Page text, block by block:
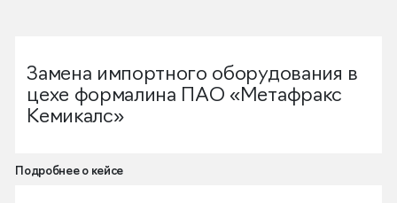
Замена импортного оборудования в
цехе формалина ПАО «Метафракс
Кемикалс»
Подробнее о кейсе